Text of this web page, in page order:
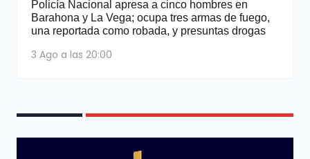
Policía Nacional apresa a cinco hombres en
Barahona y La Vega; ocupa tres armas de fuego,
una reportada como robada, y presuntas drogas
3 Ago a las 20:00